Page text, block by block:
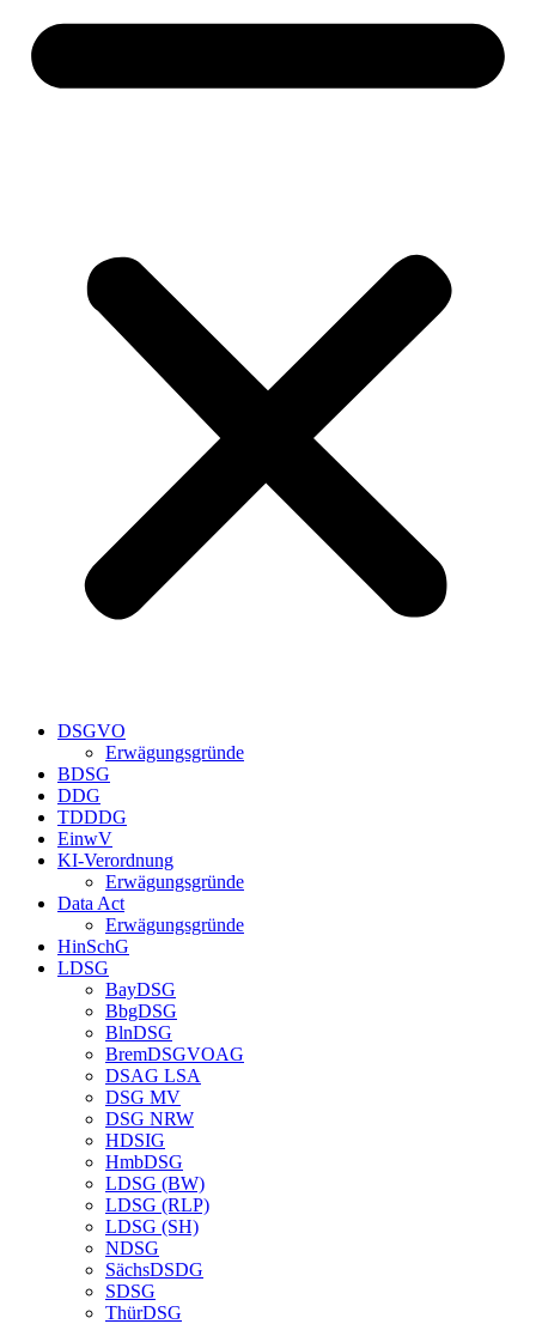
DSGVO
Erwägungsgründe
BDSG
DDG
TDDDG
EinwV
KI-Verordnung
Erwägungsgründe
Data Act
Erwägungsgründe
HinSchG
LDSG
BayDSG
BbgDSG
BlnDSG
BremDSGVOAG
DSAG LSA
DSG MV
DSG NRW
HDSIG
HmbDSG
LDSG (BW)
LDSG (RLP)
LDSG (SH)
NDSG
SächsDSDG
SDSG
ThürDSG